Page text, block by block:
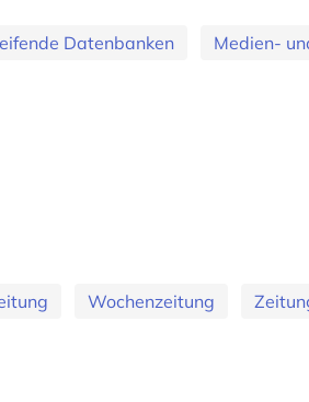
Datenbanken Medien-
Wochenzeitung